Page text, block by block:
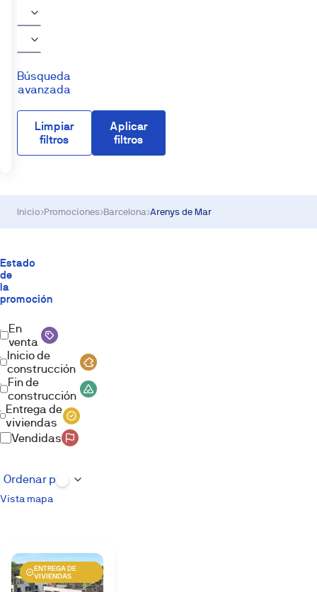
Búsqueda
avanzada
Limpiar
filtros
Aplicar
filtros
Inicio›Promociones›Barcelona›Arenys de Mar
Estado
de
la
promoción
En
venta
Inicio de
construcción
Fin de
construcción
Entrega de
viviendas
Vendidas
Vista mapa
ENTREGA DE
VIVIENDAS